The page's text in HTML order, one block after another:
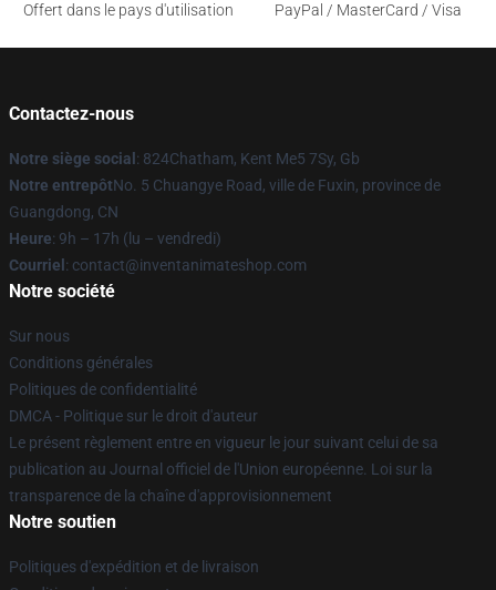
Offert dans le pays d'utilisation
PayPal / MasterCard / Visa
Contactez-nous
Notre siège social : 824Chatham, Kent Me5 7Sy, Gb
Notre entrepôtNo. 5 Chuangye Road, ville de Fuxin, province de
Guangdong, CN
Heure: 9h – 17h (lu – vendredi)
Courriel : contact@inventanimateshop.com
Notre société
Sur nous
Conditions générales
Politiques de confidentialité
DMCA - Politique sur le droit d'auteur
Le présent règlement entre en vigueur le jour suivant celui de sa
publication au Journal officiel de l'Union européenne. Loi sur la
transparence de la chaîne d'approvisionnement
Notre soutien
Politiques d'expédition et de livraison